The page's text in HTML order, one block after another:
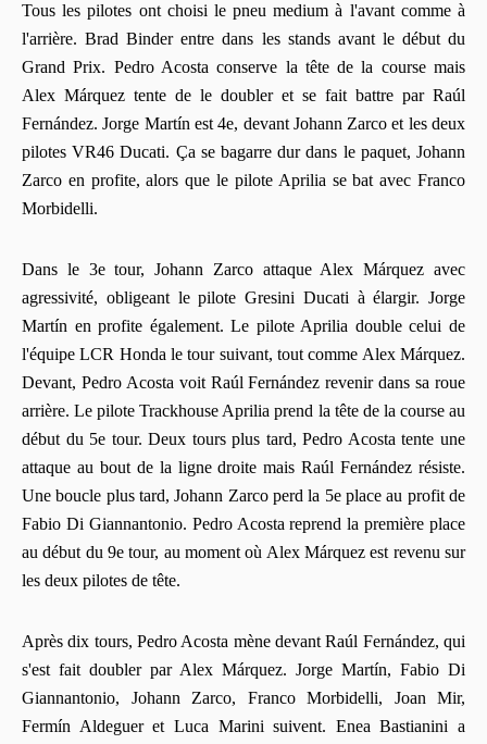
Tous les pilotes ont choisi le pneu medium à l'avant comme à
l'arrière. Brad Binder entre dans les stands avant le début du
Grand Prix. Pedro Acosta conserve la tête de la course mais
Alex Márquez tente de le doubler et se fait battre par Raúl
Fernández. Jorge Martín est 4e, devant Johann Zarco et les deux
pilotes VR46 Ducati. Ça se bagarre dur dans le paquet, Johann
Zarco en profite, alors que le pilote Aprilia se bat avec Franco
Morbidelli.
Dans le 3e tour, Johann Zarco attaque Alex Márquez avec
agressivité, obligeant le pilote Gresini Ducati à élargir. Jorge
Martín en profite également. Le pilote Aprilia double celui de
l'équipe LCR Honda le tour suivant, tout comme Alex Márquez.
Devant, Pedro Acosta voit Raúl Fernández revenir dans sa roue
arrière. Le pilote Trackhouse Aprilia prend la tête de la course au
début du 5e tour. Deux tours plus tard, Pedro Acosta tente une
attaque au bout de la ligne droite mais Raúl Fernández résiste.
Une boucle plus tard, Johann Zarco perd la 5e place au profit de
Fabio Di Giannantonio. Pedro Acosta reprend la première place
au début du 9e tour, au moment où Alex Márquez est revenu sur
les deux pilotes de tête.
Après dix tours, Pedro Acosta mène devant Raúl Fernández, qui
s'est fait doubler par Alex Márquez. Jorge Martín, Fabio Di
Giannantonio, Johann Zarco, Franco Morbidelli, Joan Mir,
Fermín Aldeguer et Luca Marini suivent. Enea Bastianini a